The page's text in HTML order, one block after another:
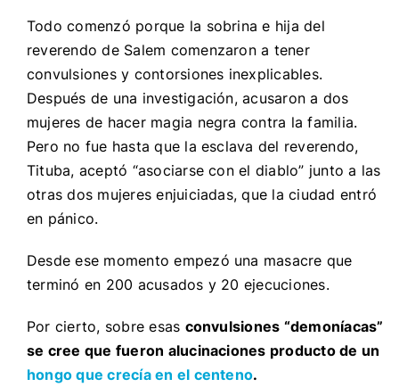
Todo comenzó porque la sobrina e hija del
reverendo de Salem comenzaron a tener
convulsiones y contorsiones inexplicables.
Después de una investigación, acusaron a dos
mujeres de hacer magia negra contra la familia.
Pero no fue hasta que la esclava del reverendo,
Tituba, aceptó “asociarse con el diablo” junto a las
otras dos mujeres enjuiciadas, que la ciudad entró
en pánico.
Desde ese momento empezó una masacre que
terminó en 200 acusados y 20 ejecuciones.
Por cierto, sobre esas convulsiones “demoníacas”
se cree que fueron alucinaciones producto de un
hongo que crecía en el centeno.